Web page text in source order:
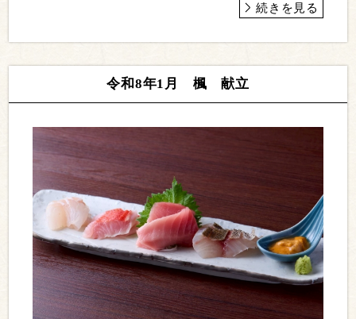
続きを見る
令和8年1月 楓 献立